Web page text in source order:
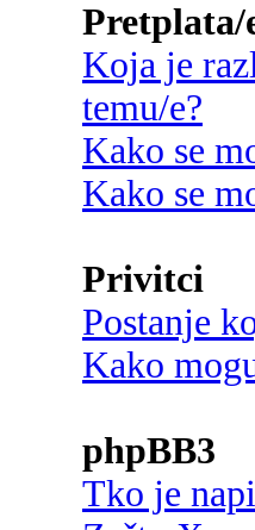
Pretplata/
Koja je
temu/e?
Kako se
Kako se
Privitci
Postanje
Kako
phpBB3
Tko je